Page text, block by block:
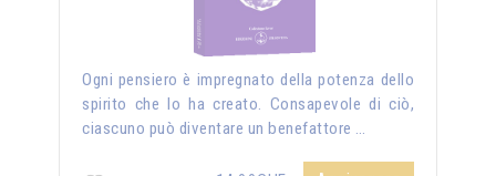
Ogni pensiero è impregnato della potenza dello
spirito che lo ha creato. Consapevole di ciò,
ciascuno può diventare un benefattore …